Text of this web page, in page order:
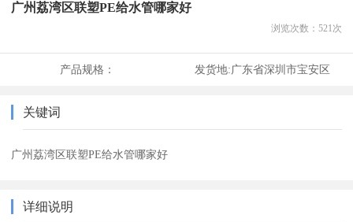
广州荔湾区联塑PE给水管哪家好
浏览次数： 521次
产品规格： 发货地:广东省深圳市宝安区
关键词
广州荔湾区联塑PE给水管哪家好
详细说明